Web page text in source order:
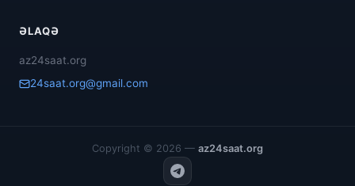
ƏLAQƏ
az24saat.org
24saat.org@gmail.com
Copyright © 2026 — az24saat.org